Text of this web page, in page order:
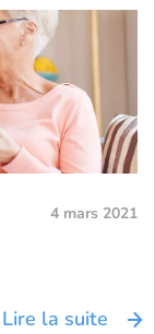
4 mars 2021
Lire la suite